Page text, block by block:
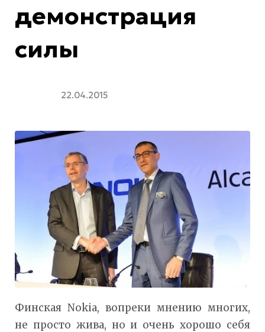
демонстрация
силы
22.04.2015
Финская Nokia, вопреки мнению многих,
не просто жива, но и очень хорошо себя